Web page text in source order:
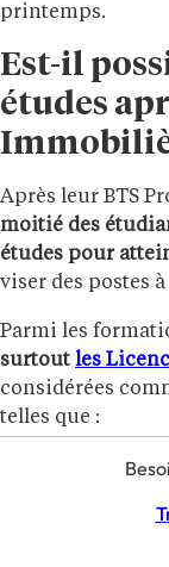
printemps.
Est-il
études
Après leur BTS
moitié des
études pour
viser des postes
Parmi les
surtout les
considérées
telles que :
Licence
Licence